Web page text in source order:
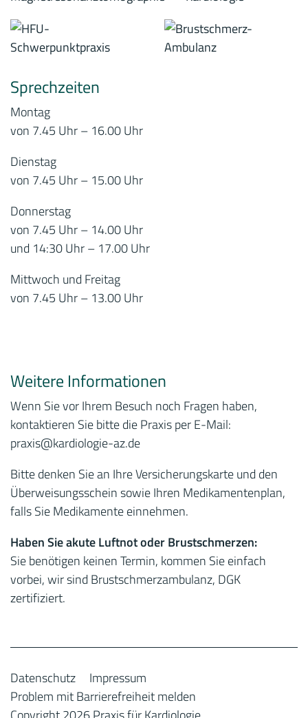
Sprechzeiten
Montag
von 7.45 Uhr – 16.00 Uhr
Dienstag
von 7.45 Uhr – 15.00 Uhr
Donnerstag
von 7.45 Uhr – 14.00 Uhr
und 14:30 Uhr – 17.00 Uhr
Mittwoch und Freitag
von 7.45 Uhr – 13.00 Uhr
Weitere Informationen
Wenn Sie vor Ihrem Besuch noch Fragen haben,
kontaktieren Sie bitte die Praxis per E-Mail:
praxis@kardiologie-az.de
Bitte denken Sie an Ihre Versicherungskarte und den
Überweisungsschein sowie Ihren Medikamentenplan,
falls Sie Medikamente einnehmen.
Haben Sie akute Luftnot oder Brustschmerzen:
Sie benötigen keinen Termin, kommen Sie einfach
vorbei, wir sind Brustschmerzambulanz, DGK
zertifiziert.
Datenschutz
Impressum
Problem mit Barrierefreiheit melden